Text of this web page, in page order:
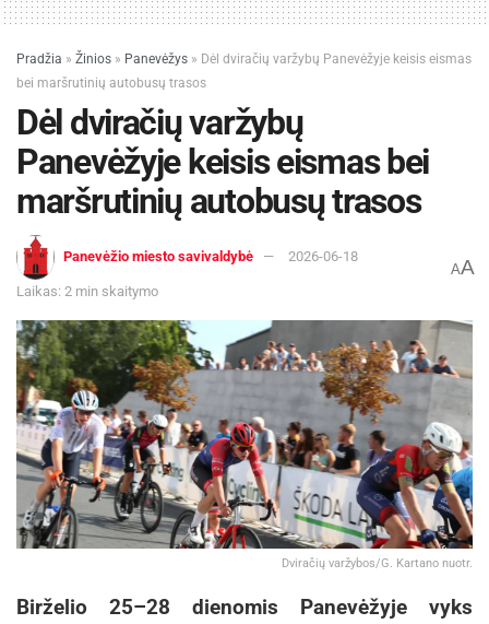
Pradžia » Žinios » Panevėžys » Dėl dviračių varžybų Panevėžyje keisis eismas
bei maršrutinių autobusų trasos
Dėl dviračių varžybų
Panevėžyje keisis eismas bei
maršrutinių autobusų trasos
Panevėžio miesto savivaldybė 2026-06-18
Laikas: 2 min skaitymo
AA
Dviračių varžybos/G. Kartano nuotr.
Birželio 25–28 dienomis Panevėžyje vyks